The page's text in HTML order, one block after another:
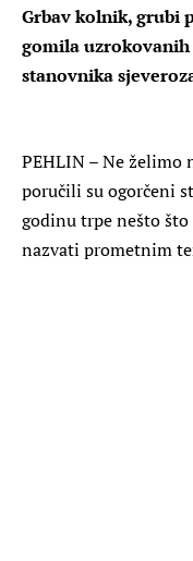
Grbav kolnik, grubi
gomila
stanovnika
PEHLIN – Ne želimo
poručili su ogorčeni
godinu trpe nešto
nazvati prometnim